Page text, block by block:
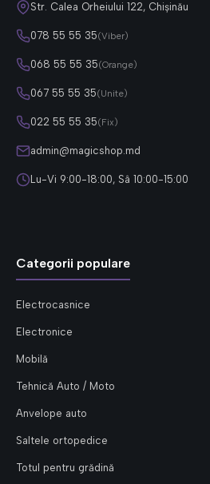
Str. Calea Orheiului 122, Chișinău
078 55 55 35(Viber)
068 55 55 35(Orange)
067 55 55 35(Unite)
022 55 55 35(Fix)
admin@magicshop.md
Lu-Vi 9:00-18:00, Sâ 10:00-15:00
Categorii populare
Electrocasnice
Electronice
Mobilă
Tehnică Auto / Moto
Anvelope auto
Saltele ortopedice
Totul pentru grădină